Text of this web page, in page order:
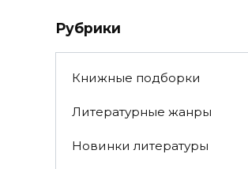
Рубрики
Книжные подборки
Литературные жанры
Новинки литературы